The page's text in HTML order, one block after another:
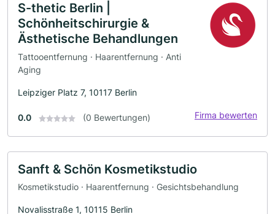
S-thetic Berlin |
Schönheitschirurgie &
Ästhetische Behandlungen
Tattooentfernung · Haarentfernung · Anti
Aging
Leipziger Platz 7, 10117 Berlin
0.0 (0 Bewertungen) Firma bewerten
Sanft & Schön Kosmetikstudio
Kosmetikstudio · Haarentfernung · Gesichtsbehandlung
Novalisstraße 1, 10115 Berlin